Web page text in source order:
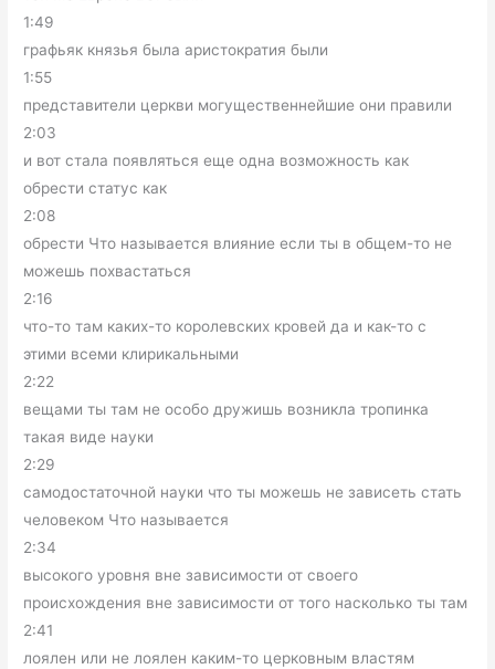
1:49
графьяк князья была аристократия были
1:55
представители церкви могущественнейшие они правили
2:03
и вот стала появляться еще одна возможность как
обрести статус как
2:08
обрести Что называется влияние если ты в общем-то не
можешь похвастаться
2:16
что-то там каких-то королевских кровей да и как-то с
этими всеми клирикальными
2:22
вещами ты там не особо дружишь возникла тропинка
такая виде науки
2:29
самодостаточной науки что ты можешь не зависеть стать
человеком Что называется
2:34
высокого уровня вне зависимости от своего
происхождения вне зависимости от того насколько ты там
2:41
лоялен или не лоялен каким-то церковным властям